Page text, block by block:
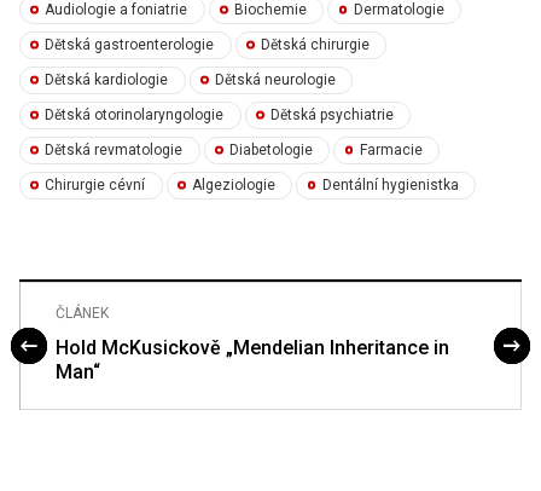
Audiologie a foniatrie Biochemie Dermatologie
Dětská gastroenterologie Dětská chirurgie
Dětská kardiologie Dětská neurologie
Dětská otorinolaryngologie Dětská psychiatrie
Dětská revmatologie Diabetologie Farmacie
Chirurgie cévní Algeziologie Dentální hygienistka
ČLÁNEK
Hold McKusickově „Mendelian Inheritance in
Man“